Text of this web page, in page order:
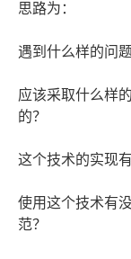
思路为：
遇到什么样的问题
应该采取什么样
的？
这个技术的实现
使用这个技术有
范？